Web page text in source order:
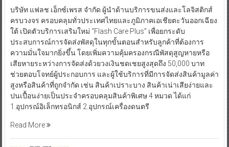
บริษัท แฟลช เอ็กซ์เพรส จำกัด ผู้นำด้านบริการขนส่งและโลจิสติกส์
ครบวงจร ครอบคลุมทั่วประเทศไทยและภูมิภาคเอเชียตะวันออกเฉียง
ใต้ เปิดตัวบริการเสริมใหม่ “Flash Care Plus” เพื่อยกระดับ
ประสบการณ์การจัดส่งพัสดุในทุกขั้นตอนสำหรับลูกค้าที่ต้องการ
ความมั่นใจมากยิ่งขึ้น โดยเพิ่มความคุ้มครองกรณีพัสดุสูญหายหรือ
เสียหายระหว่างการจัดส่งด้วยวงเงินชดเชยสูงสุดถึง 50,000 บาท
ช่วยตอบโจทย์ผู้ประกอบการ และผู้ใช้บริการที่มีการจัดส่งสินค้ามูลค่า
สูงหรือสินค้าที่ถูกจำกัด เช่น สินค้าเปราะบาง สินค้าเน่าเสียง่ายและ
ปนเปื้อนง่ายเป็นประจำครอบคลุมสินค้าพิเศษ 4 หมวด ได้แก่
1.อุปกรณ์อิเล็กทรอนิกส์ 2.อุปกรณ์เครื่องดนตรี
Read More